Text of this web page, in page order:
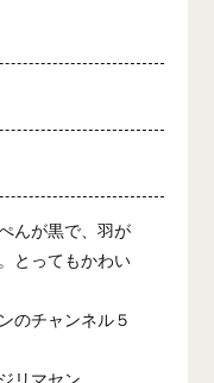
んが黒で、羽が
とってもかわい
のチャンネル５